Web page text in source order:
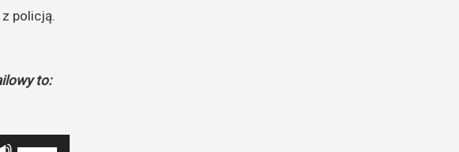
policją.
to: